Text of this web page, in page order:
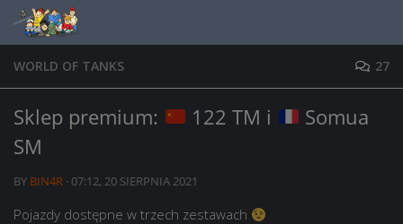
Skip to content
WORLD OF TANKS 27
Sklep premium: 122 TM i
Somua
SM
BY BIN4R · 07:12, 20 SIERPNIA 2021
Pojazdy dostępne w trzech zestawach